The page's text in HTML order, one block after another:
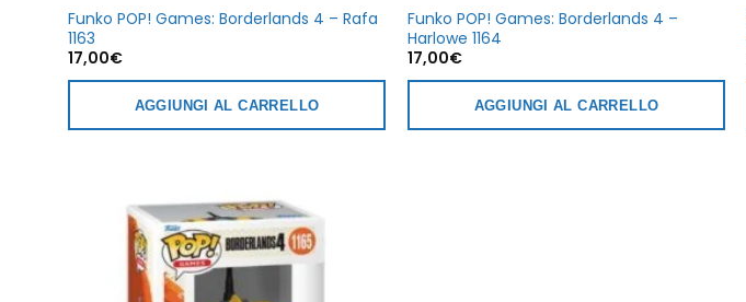
Funko POP! Games: Borderlands 4 – Rafa
1163
17,00€
AGGIUNGI AL CARRELLO
Funko POP! Games: Borderlands 4 –
Harlowe 1164
17,00€
AGGIUNGI AL CARRELLO